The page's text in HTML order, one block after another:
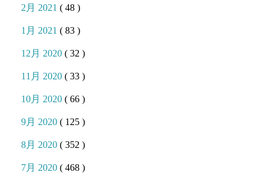
2月 2021( 48 )
1月 2021( 83 )
12月 2020( 32 )
11月 2020( 33 )
10月 2020( 66 )
9月 2020( 125 )
8月 2020( 352 )
7月 2020( 468 )